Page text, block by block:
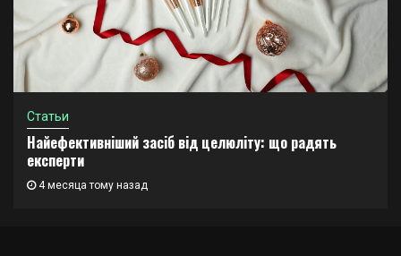
Статьи
Найефективніший засіб від целюліту: що радять
експерти
4 месяца тому назад